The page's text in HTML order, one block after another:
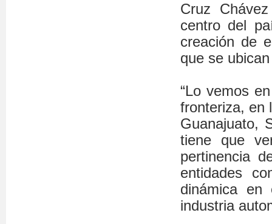
Cruz
centro del
creación de
que se
“Lo vemos
fronteriza, en
Guanajuato,
tiene que
pertinencia
entidades
dinámica en
industria